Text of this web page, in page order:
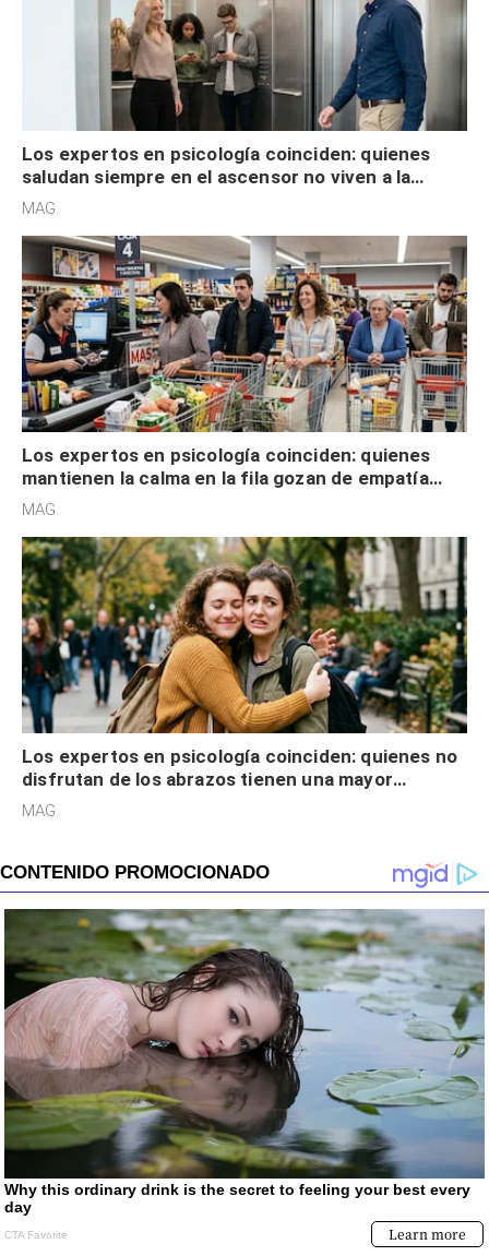
Los expertos en psicología coinciden: quienes
saludan siempre en el ascensor no viven a la
defensiva y tienen apertura social
MAG.
Los expertos en psicología coinciden: quienes
mantienen la calma en la fila gozan de empatía
cognitiva, gratitud y no solo tienen autocontrol
MAG.
Los expertos en psicología coinciden: quienes no
disfrutan de los abrazos tienen una mayor
sensibilidad a los estímulos físicos y no es por
MAG.